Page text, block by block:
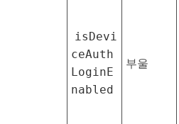
isDevi
ceAuth
LoginE
nabled
부울